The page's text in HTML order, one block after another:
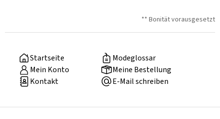
** Bonität vorausgesetzt
Startseite
Modeglossar
Mein Konto
Meine Bestellung
Kontakt
E-Mail schreiben